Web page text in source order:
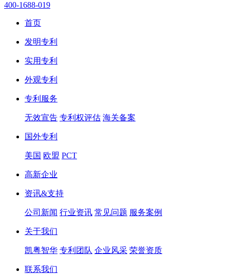
400-1688-019
首页
发明专利
实用专利
外观专利
专利服务
无效宣告 专利权评估 海关备案
国外专利
美国 欧盟 PCT
高新企业
资讯&支持
公司新闻 行业资讯 常见问题 服务案例
关于我们
凯粤智华 专利团队 企业风采 荣誉资质
联系我们